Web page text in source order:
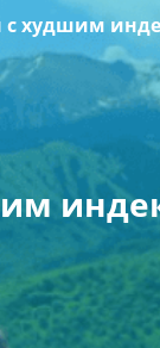
с худшим